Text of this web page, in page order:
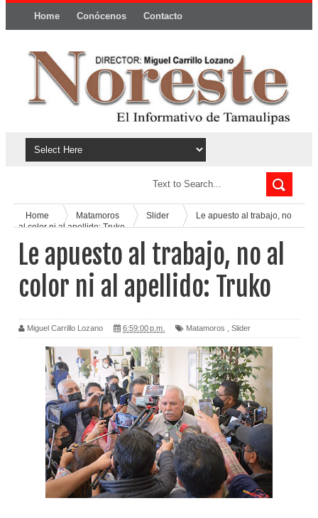
Home Conócenos Contacto
Home Matamoros Slider
Le apuesto al trabajo, no
al color ni al apellido: Truko
Le apuesto al trabajo, no al
color ni al apellido: Truko
Miguel Carrillo Lozano 6:59:00 p.m. Matamoros Slider